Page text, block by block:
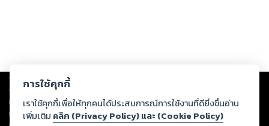
Copyright © 2026
ต่อผลงานหรือเนื้อหาใดที่อัปโหลดผ่านเว็บไซต์และปรากฏว่าละเมิดสิทธิใน
ทรัพย์สินทางปัญญาของบุคคลอื่นหรือขัดต่อกฎหมายและศีลธรรม ดังนั้น ผู้อ่าน
ทุกท่านโปรดใช้วิจารณญาณในการกลั่นกรองด้วยตนเอง และหากท่านพบว่าส่วน
การใช้คุกกี้
เราใช้คุกกี้เพื่อให้ทุกคนได้ประสบการณ์การใช้งานที่ดียิ่งขึ้นอ่าน
เพิ่มเติม คลิก (Privacy Policy) และ (Cookie Policy)